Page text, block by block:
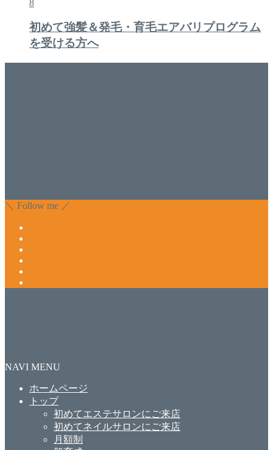
8
初めて強髪＆発毛・育毛エアバリプログラム
を受ける方へ
＼ Follow me ／
NAVI MENU
ホームページ
トップ
初めてエステサロンにご来店
初めてネイルサロンにご来店
月額制